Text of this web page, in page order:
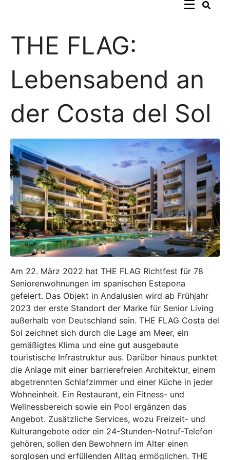
THE FLAG:
Lebensabend an
der Costa del Sol
Am 22. März 2022 hat THE FLAG Richtfest für 78
Seniorenwohnungen im spanischen Estepona
gefeiert. Das Objekt in Andalusien wird ab Frühjahr
2023 der erste Standort der Marke für Senior Living
außerhalb von Deutschland sein. THE FLAG Costa del
Sol zeichnet sich durch die Lage am Meer, ein
gemäßigtes Klima und eine gut ausgebaute
touristische Infrastruktur aus. Darüber hinaus punktet
die Anlage mit einer barrierefreien Architektur, einem
abgetrennten Schlafzimmer und einer Küche in jeder
Wohneinheit. Ein Restaurant, ein Fitness- und
Wellnessbereich sowie ein Pool ergänzen das
Angebot. Zusätzliche Services, wozu Freizeit- und
Kulturangebote oder ein 24-Stunden-Notruf-Telefon
gehören, sollen den Bewohnern im Alter einen
sorglosen und erfüllenden Alltag ermöglichen. THE